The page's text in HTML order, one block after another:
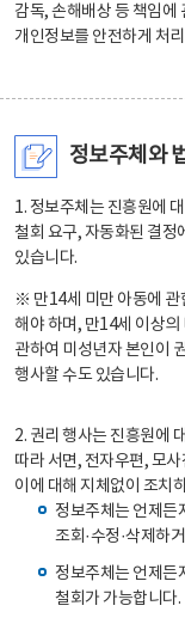
감독, 손해배상 등 책임에
개인정보를 안전하게 처
정보주체와
1. 정보주체는 진흥원에
철회 요구, 자동화된 결정
있습니다.
※ 만14세 미만 아동에 관
해야 하며, 만14세 이상의
관하여 미성년자 본인이
행사할 수도 있습니다.
2. 권리 행사는 진흥원에
따라 서면, 전자우편, 모
이에 대해 지체없이 조치
정보주체는 언제든
조회·수정·삭제하
정보주체는 언제든
철회가 가능합니다.